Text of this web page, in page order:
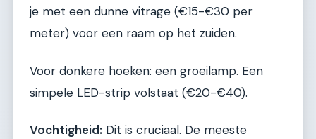
je met een dunne vitrage (€15-€30 per
meter) voor een raam op het zuiden.
Voor donkere hoeken: een groeilamp. Een
simpele LED-strip volstaat (€20-€40).
Vochtigheid: Dit is cruciaal. De meeste